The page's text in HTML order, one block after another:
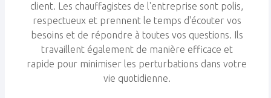
client. Les chauffagistes de l'entreprise sont polis,
respectueux et prennent le temps d'écouter vos
besoins et de répondre à toutes vos questions. Ils
travaillent également de manière efficace et
rapide pour minimiser les perturbations dans votre
vie quotidienne.